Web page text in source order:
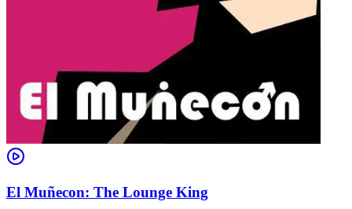
El Muñecon: The Lounge King